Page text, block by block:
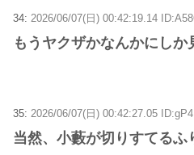
34: 2026/06/07(日) 00:42:19.14
もうヤクザかなんかにしか
35: 2026/06/07(日) 00:42:27.05
当然、小藪が切りすてるふ